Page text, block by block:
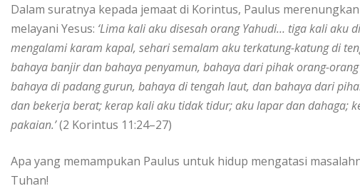
Dalam suratnya kepada jemaat di Korintus, Paulus
melayani Yesus: ‘Lima kali aku disesah orang Yahudi… tiga kali
mengalami karam kapal, sehari semalam aku terkatung-katung di
bahaya banjir dan bahaya penyamun, bahaya dari pihak orang-
bahaya di padang gurun, bahaya di tengah laut, dan bahaya dari
dan bekerja berat; kerap kali aku tidak tidur; aku lapar dan dahaga;
pakaian.’(2 Korintus 11:24–27)
Apa yang memampukan Paulus untuk hidup mengatasi
Tuhan!